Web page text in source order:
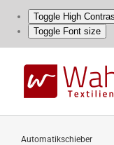
Toggle High
Toggle Font size
content
Automatikschieber